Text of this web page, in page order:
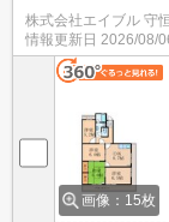
株式会社エイブル 守
情報更新日 2026/08/
画像：15枚